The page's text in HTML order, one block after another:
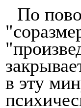
По
в эту